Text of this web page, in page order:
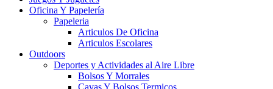
Oficina Y Papelería
Papeleria
Articulos De Oficina
Articulos Escolares
Outdoors
Deportes y Actividades al Aire Libre
Bolsos Y Morrales
Cavas Y Bolsos Termicos